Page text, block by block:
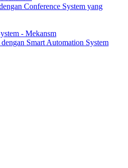
Conference System yang
Smart Automation System